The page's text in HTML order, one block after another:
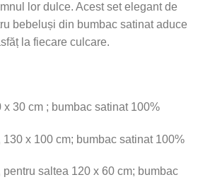
lor dulce. Acest set elegant de
bebeluși din bumbac satinat aduce
la fiecare culcare.
x 30 cm ; bumbac satinat 100%
x 100 cm; bumbac satinat 100%
saltea 120 x 60 cm; bumbac